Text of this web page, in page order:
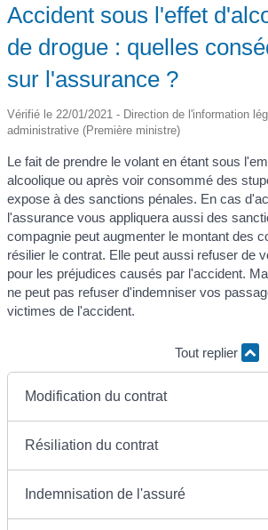
Accident sous l'effet
de drogue : quelles
sur l'assurance ?
Vérifié le 22/01/2021 - Direction de l'information
administrative (Première ministre)
Le fait de prendre le volant en étant sous
alcoolique ou après voir consommé des
expose à des sanctions pénales. En cas
l'assurance vous appliquera aussi des
compagnie peut augmenter le montant des
résilier le contrat. Elle peut aussi refuser de
pour les préjudices causés par l'accident.
ne peut pas refuser d'indemniser vos
victimes de l'accident.
Tout replier
Modification du contrat
Résiliation du contrat
Indemnisation de l'assuré